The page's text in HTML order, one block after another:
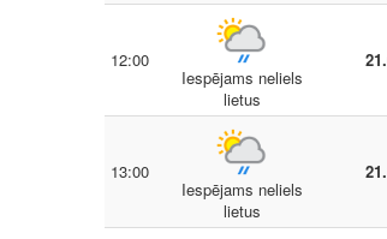
12:00
Iespējams neliels
lietus
13:00
Iespējams neliels
lietus